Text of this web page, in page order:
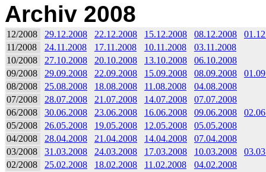
Archiv 2008
12/2008 29.12.2008 22.12.2008 15.12.2008 08.12.2008
11/2008
24.11.2008 17.11.2008 10.11.2008
03.11.2008
10/2008
27.10.2008 20.10.2008 13.10.2008
06.10.2008
09/2008
29.09.2008 22.09.2008 15.09.2008 08.09.2008
08/2008
25.08.2008 18.08.2008 11.08.2008
04.08.2008
07/2008
28.07.2008 21.07.2008 14.07.2008
07.07.2008
06/2008
30.06.2008 23.06.2008 16.06.2008 09.06.2008
05/2008
26.05.2008 19.05.2008 12.05.2008
05.05.2008
04/2008
28.04.2008 21.04.2008 14.04.2008
07.04.2008
03/2008
31.03.2008 24.03.2008 17.03.2008 10.03.2008
02/2008
25.02.2008 18.02.2008 11.02.2008
04.02.2008